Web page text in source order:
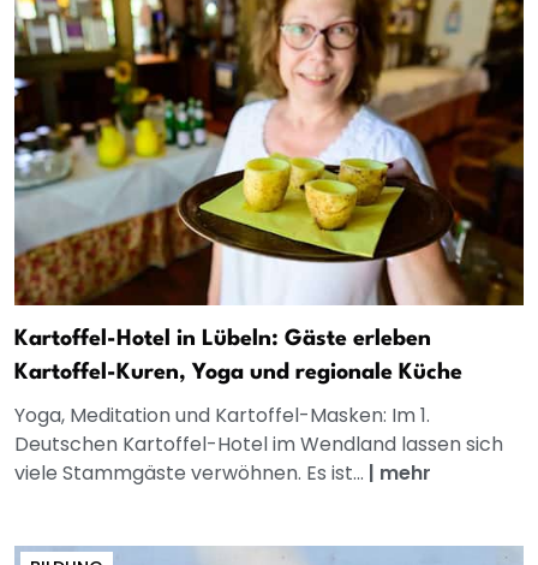
Kartoffel-Hotel in Lübeln: Gäste erleben
Kartoffel-Kuren, Yoga und regionale Küche
Yoga, Meditation und Kartoffel-Masken: Im 1.
Deutschen Kartoffel-Hotel im Wendland lassen sich
viele Stammgäste verwöhnen. Es ist... | mehr